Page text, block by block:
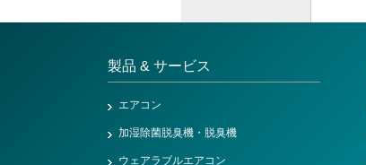
製品 & サービス
エアコン
加湿除菌脱臭機・脱臭機
ウェアラブルエアコン